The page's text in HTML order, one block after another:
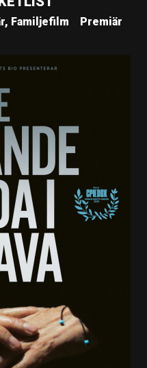
Familjefilm
Premiär